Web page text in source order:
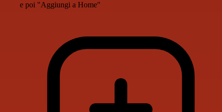
e poi "Aggiungi a Home"